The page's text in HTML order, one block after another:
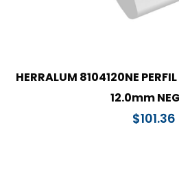
HERRALUM 8104120NE
12.0mm
$101.36